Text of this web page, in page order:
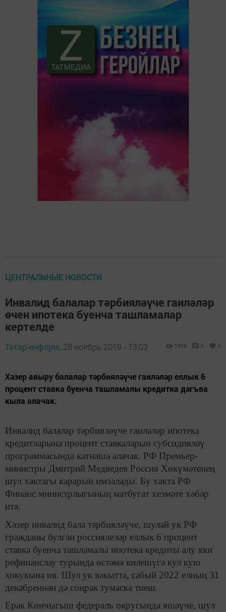
ЦЕНТРАЛЬНЫЕ НОВОСТИ
Инвалид балалар тәрбияләүче гаиләләр
өчен ипотека буенча ташламалар
кертелде
Татар-информ, 28 ноябрь 2019 - 13:03 1639 0 0
Хәзер авыру балалар тәрбияләүче гаиләләр еллык 6
процент ставка буенча ташламалы кредитка дәгъва
кыла алачак.
Инвалид балалар тәрбияләүче гаиләләр ипотека
кредитларына процент ставкаларын субсидияләү
программасында катнаша алачак. РФ Премьер-
министры Дмитрий Медведев Россия Хөкүмәтенең
шул хактагы карарын имзалады. Бу хакта РФ
Финанс министрлыгының матбугат хезмәте хәбәр
итә.
Хәзер инвалид бала тәрбияләүче, шулай ук РФ
гражданы булган россиялеләр еллык 6 процент
ставка буенча ташламалы ипотека кредиты алу яки
рефинанслау турында өстәмә килешүгә кул кую
хокукына ия. Шул ук вакытта, сабый 2022 елның 31
декабреннән дә соңрак тумаска тиеш.
Ерак Көнчыгыш федераль округында яшәүче, шул